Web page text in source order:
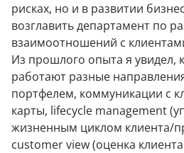
рисках, но и в развитии
возглавить департамент по
взаимоотношений с
Из прошлого опыта я увидел,
работают разные
портфелем, коммуникации с
карты, lifecycle management
жизненным циклом клиента/
customer view (оценка клиента